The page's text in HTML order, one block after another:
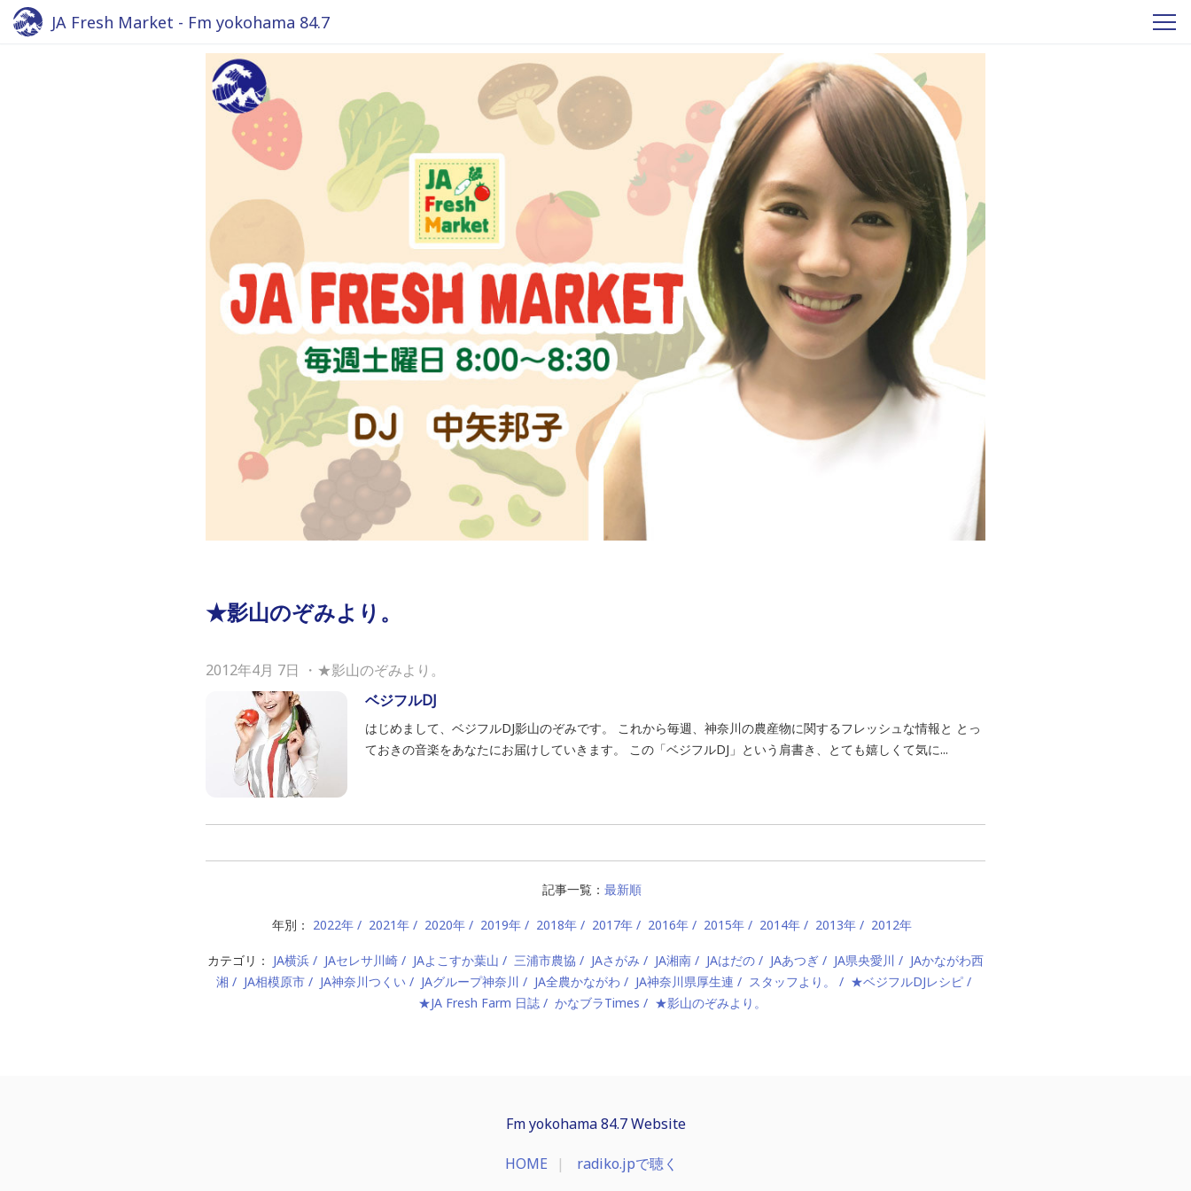
JA Fresh Market - Fm yokohama 84.7
★影山のぞみより。
2012年4月 7日 ・ ★影山のぞみより。
ベジフルDJ
はじめまして、ベジフルDJ影山のぞみです。 これから毎週、神奈川の農産物に関するフレッシュな情報と とっ
ておきの音楽をあなたにお届けしていきます。 この「ベジフルDJ」という肩書き、とても嬉しくて気に...
記事一覧： 最新順
年別： 2022年 2021年 2020年 2019年 2018年 2017年 2016年 2015年 2014年 2013年 2012年
カテゴリ： JA横浜 JAセレサ川崎 JAよこすか葉山 三浦市農協 JAさがみ JA湘南 JAはだの JAあつぎ JA県央愛川
JAかながわ西
湘
JA相模原市 JA神奈川つくい JAグループ神奈川 JA全農かながわ JA神奈川県厚生連 スタッフより。
★ベジフルDJレシピ
★JA Fresh Farm 日誌
かなブラTimes ★影山のぞみより。
Fm yokohama 84.7 Website
HOME radiko.jpで聴く